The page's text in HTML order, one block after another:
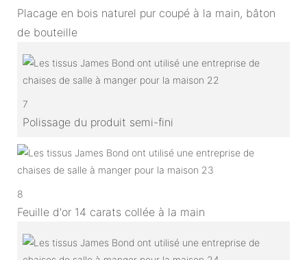
Placage en bois naturel pur coupé à la main, bâton
de bouteille
7
Polissage du produit semi-fini
8
Feuille d'or 14 carats collée à la main